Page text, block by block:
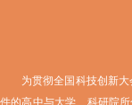
为贯彻全国科技创新
件的高中与大学、科研院